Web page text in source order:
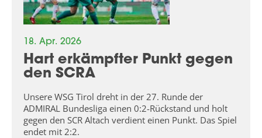
18. Apr. 2026
Hart erkämpfter Punkt gegen
den SCRA
Unsere WSG Tirol dreht in der 27. Runde der
ADMIRAL Bundesliga einen 0:2-Rückstand und holt
gegen den SCR Altach verdient einen Punkt. Das Spiel
endet mit 2:2.